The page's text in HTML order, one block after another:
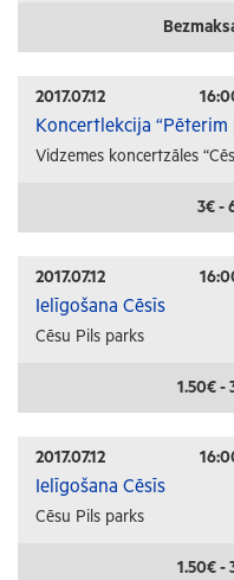
2017.07.12
Koncertlekcija
Vidzemes koncertzāles
3€ -
2017.07.12
Ielīgošana Cēsīs
Cēsu Pils parks
1.50€ -
2017.07.12
Ielīgošana Cēsīs
Cēsu Pils parks
1.50€ -